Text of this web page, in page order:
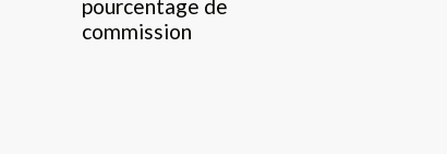
pourcentage de
commission